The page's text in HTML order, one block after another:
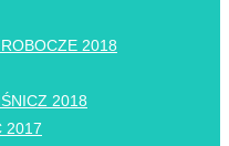
2018
2018
2017